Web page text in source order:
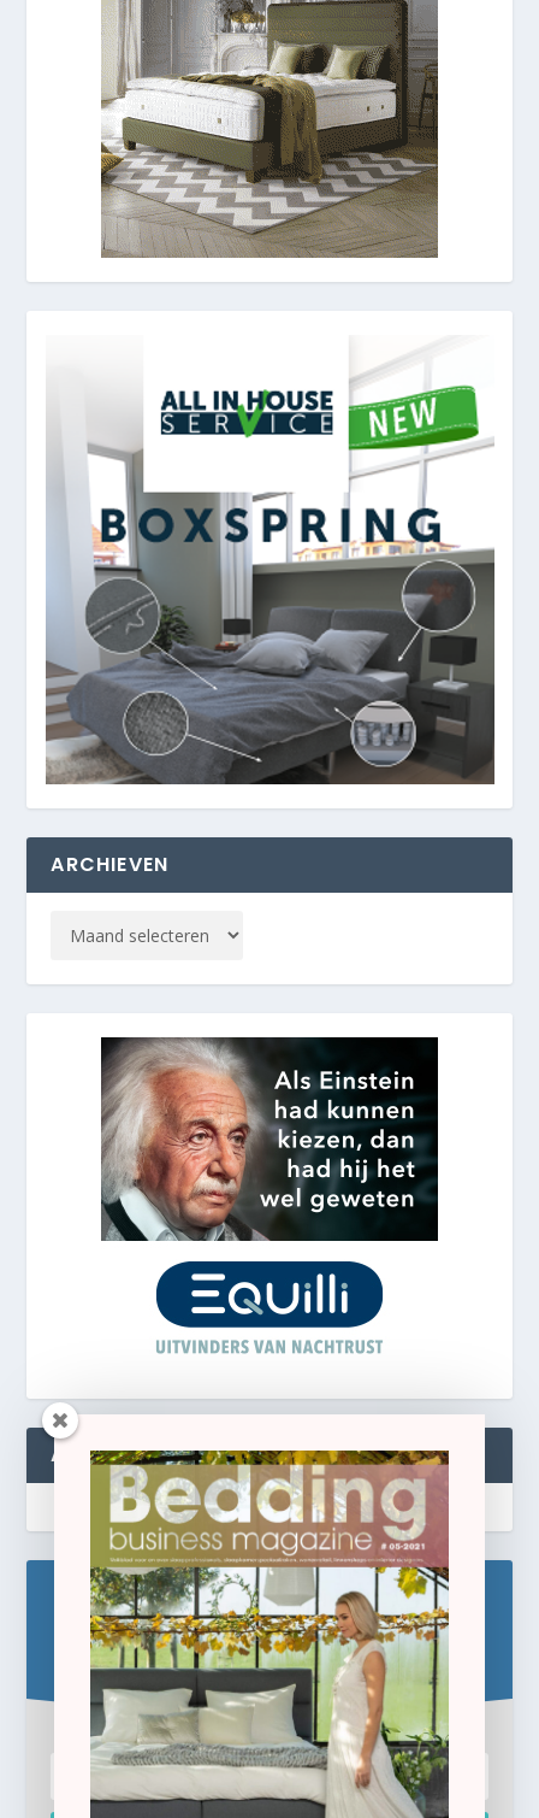
ARCHIEVEN
ABONNEREN
Blijf op de hoogte!
Schrijf u hier in voor de gratis e-newsletter.